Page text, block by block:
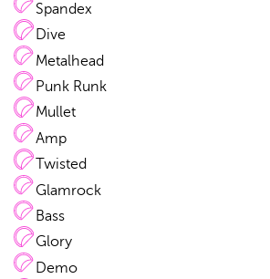
Spandex
Dive
Metalhead
Punk Runk
Mullet
Amp
Twisted
Glamrock
Bass
Glory
Demo